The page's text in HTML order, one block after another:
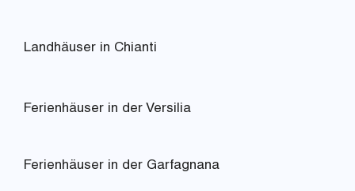
Landhäuser in Chianti
Ferienhäuser in der Versilia
Ferienhäuser in der Garfagnana